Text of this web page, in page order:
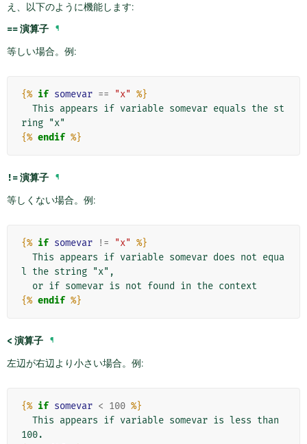
え、以下のように機能します:
==演算子 ¶
等しい場合。例:
{% if somevar == "x" %}
{% endif %}
!=演算子 ¶
等しくない場合。例:
{% if somevar != "x" %}
l the string "x",
{% endif %}
<演算子 ¶
左辺が右辺より小さい場合。例:
{% if somevar < 100 %}